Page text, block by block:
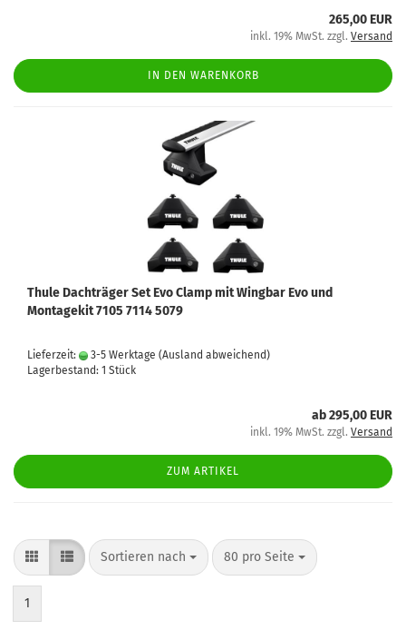
265,00 EUR
inkl. 19% MwSt. zzgl. Versand
IN DEN WARENKORB
Thule Dachträger Set Evo Clamp mit Wingbar Evo und
Montagekit 7105 7114 5079
Lieferzeit: 3-5 Werktage (Ausland abweichend)
Lagerbestand: 1 Stück
ab 295,00 EUR
inkl. 19% MwSt. zzgl. Versand
ZUM ARTIKEL
Sortieren nach 80 pro Seite
1